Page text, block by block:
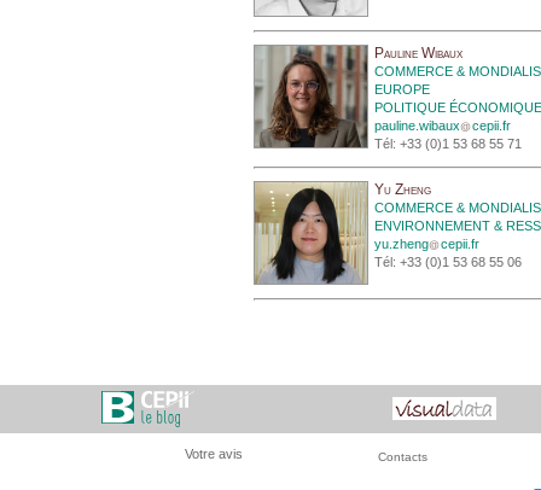
Pauline Wibaux
COMMERCE &
EUROPE
POLITIQUE ÉCONOMIQUE
pauline.wibaux
cepii.fr
Tél: +33 (0)1 53 68 55 71
Yu Zheng
COMMERCE &
ENVIRONNEMENT &
yu.zheng
cepii.fr
Tél: +33 (0)1 53 68 55 06
Votre avis Contacts